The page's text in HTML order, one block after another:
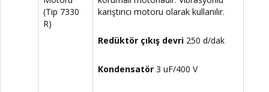
(Tip 7330
R)
kariştırıcı motoru olarak kullanılır.
Redüktör çıkış devri 250 d/dak
Kondensatör 3 uF/400 V